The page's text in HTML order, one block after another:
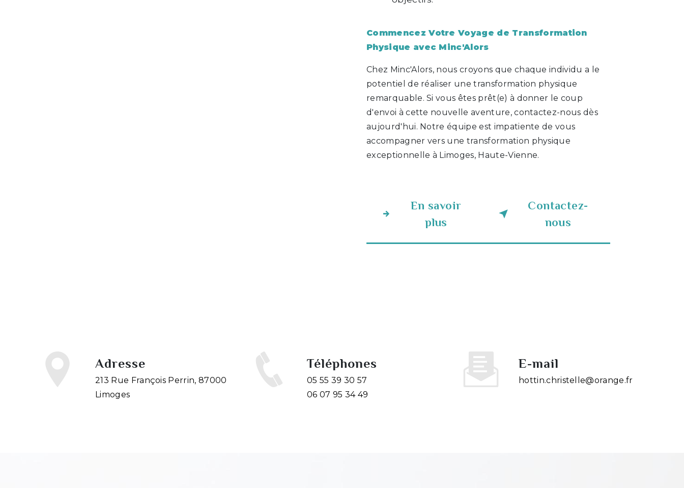
Commencez Votre Voyage de Transformation
Physique avec Minc'Alors
Chez Minc'Alors, nous croyons que chaque individu a le
potentiel de réaliser une transformation physique
remarquable. Si vous êtes prêt(e) à donner le coup
d'envoi à cette nouvelle aventure, contactez-nous dès
aujourd'hui. Notre équipe est impatiente de vous
accompagner vers une transformation physique
exceptionnelle à Limoges, Haute-Vienne.
En savoir
plus
Contactez-
nous
Adresse
213 Rue François Perrin, 87000
Limoges
Téléphones
05 55 39 30 57
06 07 95 34 49
E-mail
hottin.christelle@orange.fr